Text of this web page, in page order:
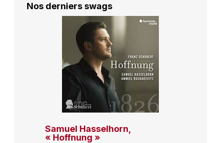
Nos derniers swags
Samuel Hasselhorn,
« Hoffnung »